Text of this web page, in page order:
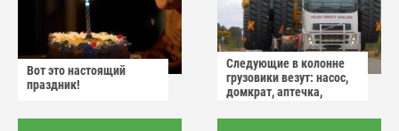
Вот это настоящий
праздник!
Следующие в колонне
грузовики везут: насос,
домкрат, аптечка,